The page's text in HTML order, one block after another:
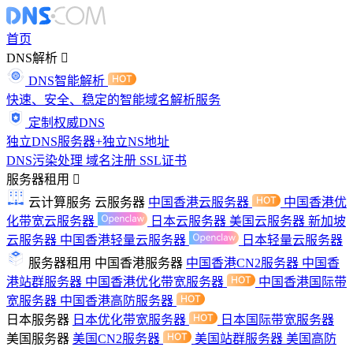
首页
DNS解析
DNS智能解析
快速、安全、稳定的智能域名解析服务
定制权威DNS
独立DNS服务器+独立NS地址
DNS污染处理 域名注册 SSL证书
服务器租用
云计算服务 云服务器 中国香港云服务器
中国香港优
化带宽云服务器
日本云服务器 美国云服务器 新加坡
云服务器 中国香港轻量云服务器
日本轻量云服务器
服务器租用 中国香港服务器 中国香港CN2服务器 中国香
港站群服务器 中国香港优化带宽服务器
中国香港国际带
宽服务器 中国香港高防服务器
日本服务器 日本优化带宽服务器
日本国际带宽服务器
美国服务器 美国CN2服务器 美国站群服务器 美国高防